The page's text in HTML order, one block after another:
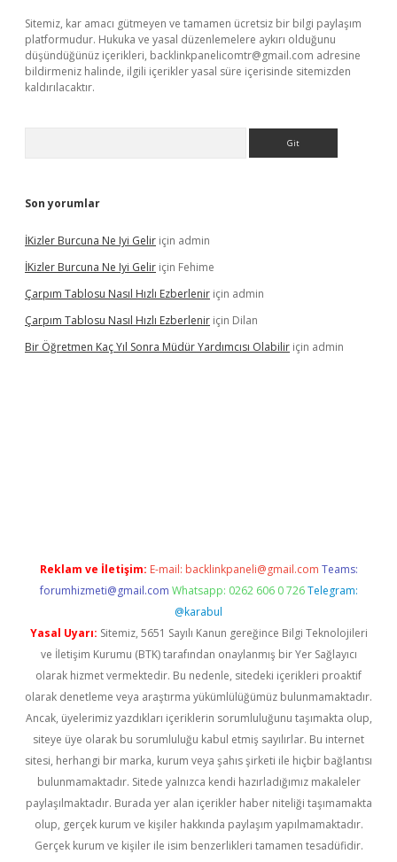
Sitemiz, kar amacı gütmeyen ve tamamen ücretsiz bir bilgi paylaşım
platformudur. Hukuka ve yasal düzenlemelere aykırı olduğunu
düşündüğünüz içerikleri, backlinkpanelicomtr@gmail.com adresine
bildirmeniz halinde, ilgili içerikler yasal süre içerisinde sitemizden
kaldırılacaktır.
Son yorumlar
İKizler Burcuna Ne Iyi Gelir için admin
İKizler Burcuna Ne Iyi Gelir için Fehime
Çarpım Tablosu Nasıl Hızlı Ezberlenir için admin
Çarpım Tablosu Nasıl Hızlı Ezberlenir için Dilan
Bir Öğretmen Kaç Yıl Sonra Müdür Yardımcısı Olabilir için admin
Reklam ve İletişim: E-mail: backlinkpaneli@gmail.com Teams:
forumhizmeti@gmail.com Whatsapp: 0262 606 0 726 Telegram:
@karabul
Yasal Uyarı: Sitemiz, 5651 Sayılı Kanun gereğince Bilgi Teknolojileri
ve İletişim Kurumu (BTK) tarafından onaylanmış bir Yer Sağlayıcı
olarak hizmet vermektedir. Bu nedenle, sitedeki içerikleri proaktif
olarak denetleme veya araştırma yükümlülüğümüz bulunmamaktadır.
Ancak, üyelerimiz yazdıkları içeriklerin sorumluluğunu taşımakta olup,
siteye üye olarak bu sorumluluğu kabul etmiş sayılırlar. Bu internet
sitesi, herhangi bir marka, kurum veya şahıs şirketi ile hiçbir bağlantısı
bulunmamaktadır. Sitede yalnızca kendi hazırladığımız makaleler
paylaşılmaktadır. Burada yer alan içerikler haber niteliği taşımamakta
olup, gerçek kurum ve kişiler hakkında paylaşım yapılmamaktadır.
Gerçek kurum ve kişiler ile isim benzerlikleri tamamen tesadüfidir.